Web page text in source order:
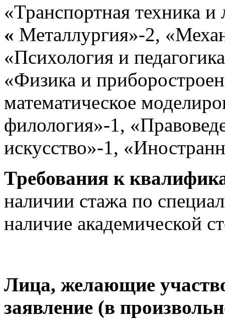
«Транспортная техника
« Металлургия»-2,
«Психология и
«Физика и
математическое
филология»-1,
искусство»-1,
Требования к
наличии стажа по
наличие академической
Лица, желающие
заявление (в